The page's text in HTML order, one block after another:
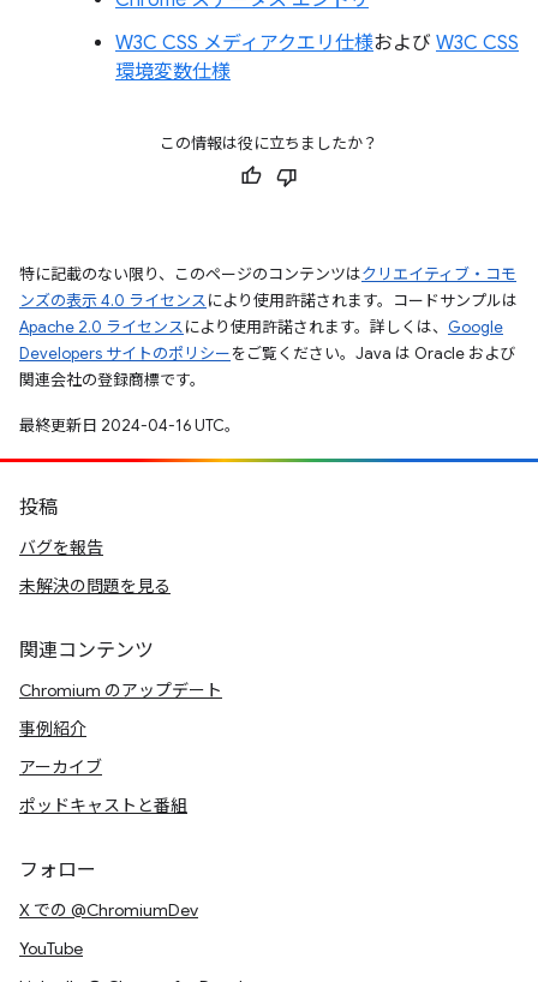
W3C CSS メディアクエリ仕様および W3C CSS
環境変数仕様
この情報は役に立ちましたか？
特に記載のない限り、このページのコンテンツはクリエイティブ・コモ
ンズの表示 4.0 ライセンスにより使用許諾されます。コードサンプルは
Apache 2.0 ライセンスにより使用許諾されます。詳しくは、 Google
Developers サイトのポリシーをご覧ください。Java は Oracle および
関連会社の登録商標です。
最終更新日 2024-04-16 UTC。
投稿
バグを報告
未解決の問題を見る
関連コンテンツ
Chromium のアップデート
事例紹介
アーカイブ
ポッドキャストと番組
フォロー
X での @ChromiumDev
YouTube